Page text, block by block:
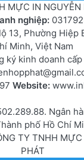
MỰC IN NGUYỄN
nghiệp:
13, Phường Hiệp
Minh, Việt Nam
ký kinh doanh
Website:
Ngân
phố Hồ Chí
TY TNHH MỰC
PHÁT